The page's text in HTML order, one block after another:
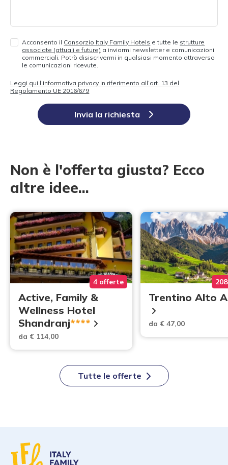
Acconsento il Consorzio Italy Family Hotels e tutte le strutture
associate (attuali e future) a inviarmi newsletter e comunicazioni
commerciali. Potrò disiscrivermi in qualsiasi momento attraverso
le comunicazioni ricevute.
Leggi qui l’informativa privacy in riferimento all’art. 13 del
Regolamento UE 2016/679
Invia la richiesta
Non è l'offerta giusta? Ecco
altre idee...
4 offerte
Active, Family &
Wellness Hotel
Shandranj****
da € 114,00
Trentino Alto
da € 47,00
Tutte le offerte